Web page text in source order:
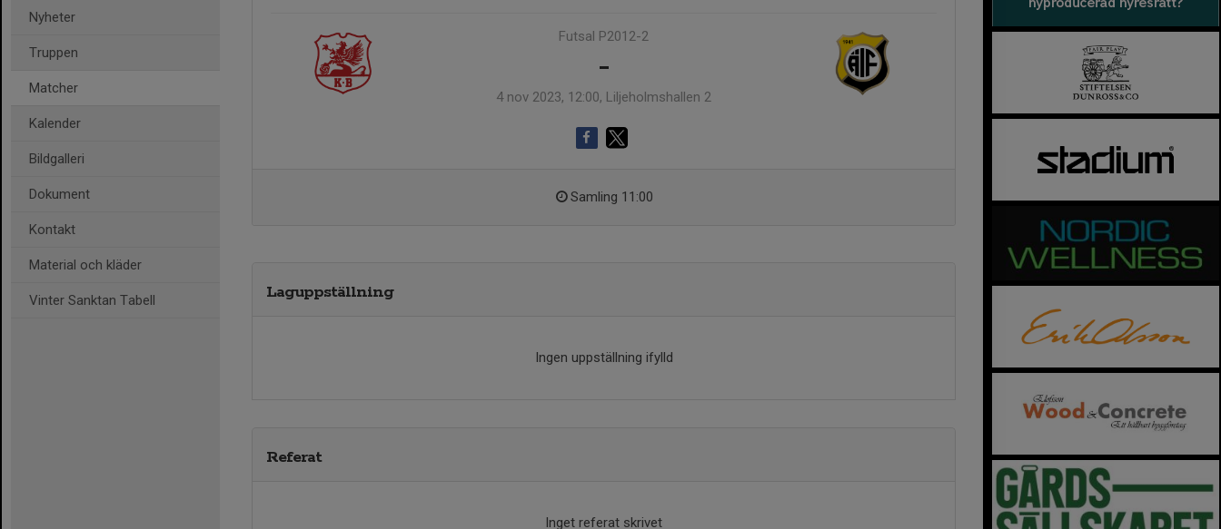
Nyheter
Truppen
Matcher
Kalender
Bildgalleri
Dokument
Kontakt
Material och kläder
Vinter Sanktan Tabell
Futsal P2012-2
-
4 nov 2023, 12:00, Liljeholmshallen 2
Samling 11:00
Laguppställning
Ingen uppställning ifylld
Referat
Inget referat skrivet